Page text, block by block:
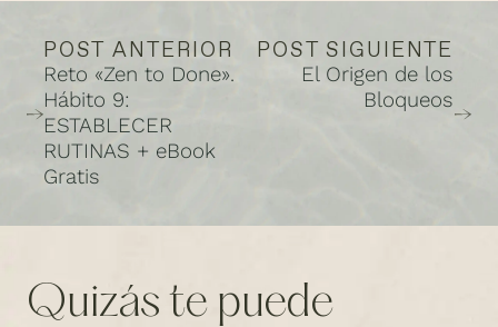
POST ANTERIOR
Reto «Zen to Done».
Hábito 9:
ESTABLECER
RUTINAS + eBook
Gratis
POST SIGUIENTE
El Origen de los
Bloqueos
Quizás te puede